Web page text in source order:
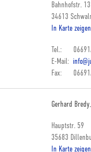
Bahnhofstr. 13
34613
In Karte zeigen
Tel.:
E-Mail:
Fax:
Gerhard
Hauptstr. 59
35683
In Karte zeigen